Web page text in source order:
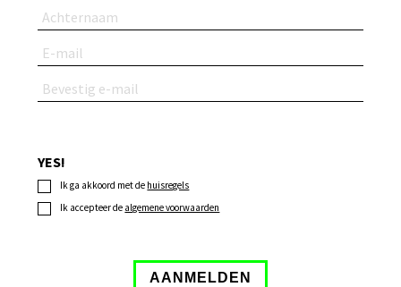
YES!
Ik ga akkoord met de huisregels
Ik accepteer de algemene voorwaarden
AANMELDEN